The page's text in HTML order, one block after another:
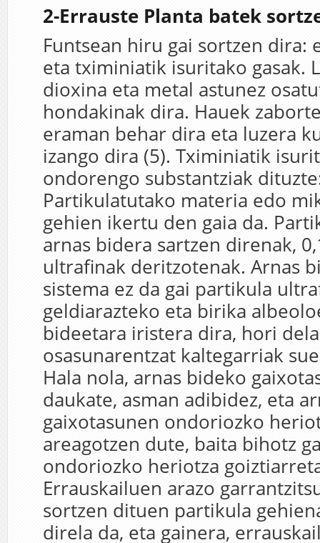
2-Errauste Planta batek
Funtsean hiru gai sortzen dira:
eta tximiniatik isuritako gasak.
dioxina eta metal astunez
hondakinak dira. Hauek
eraman behar dira eta luzera
izango dira (5). Tximiniatik
ondorengo substantziak
Partikulatutako materia edo
gehien ikertu den gaia da.
arnas bidera sartzen direnak,
ultrafinak deritzotenak. Arnas
sistema ez da gai partikula
geldiarazteko eta birika
bideetara iristera dira, hori
osasunarentzat kaltegarriak
Hala nola, arnas bideko
daukate, asman adibidez, eta
gaixotasunen ondoriozko
areagotzen dute, baita bihotz
ondoriozko heriotza
Errauskailuen arazo
sortzen dituen partikula
direla da, eta gainera,